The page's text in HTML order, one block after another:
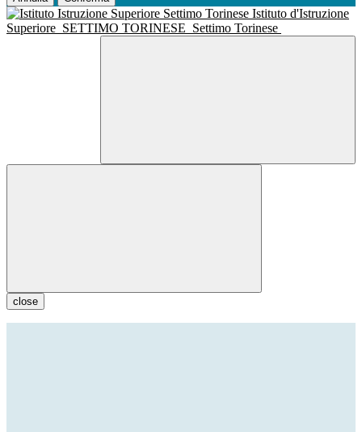
Istituto d'Istruzione
Superiore SETTIMO TORINESE Settimo Torinese
close